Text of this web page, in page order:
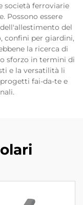
società ferroviarie
Possono essere
del
confini per giardini,
la ricerca di
sforzo in termini di
e la versatilità li
fai-da-te e